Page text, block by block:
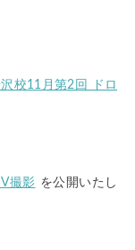
校11月第2回 ドロ
撮影 を公開いたし